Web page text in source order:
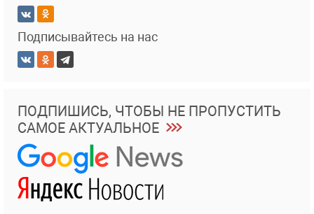
Подписывайтесь на нас
ПОДПИШИСЬ, ЧТОБЫ НЕ ПРОПУСТИТЬ
САМОЕ АКТУАЛЬНОЕ